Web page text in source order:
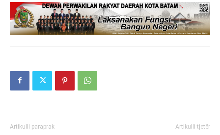
Artikulli paraprak Artikulli tjetër